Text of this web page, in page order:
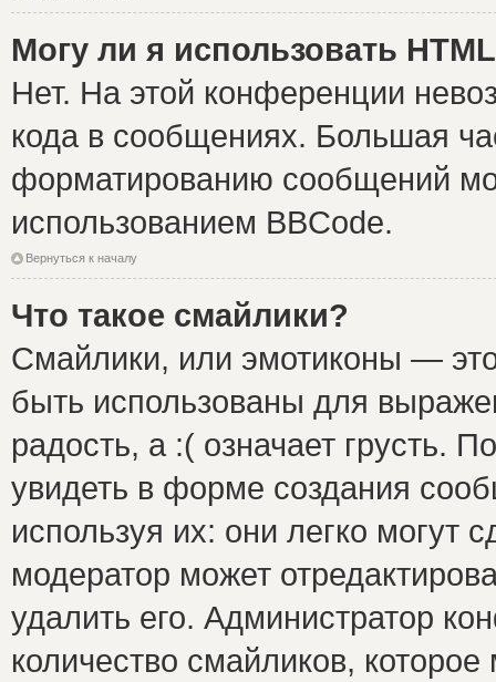
Могу ли я использовать
Нет. На этой конференции
кода в сообщениях. Большая
форматированию сообщений
использованием BBCode.
Вернуться к началу
Что такое смайлики?
Смайлики, или эмотиконы —
быть использованы для
радость, а :( означает грусть.
увидеть в форме создания
используя их: они легко могут
модератор может
удалить его. Администратор
количество смайликов,